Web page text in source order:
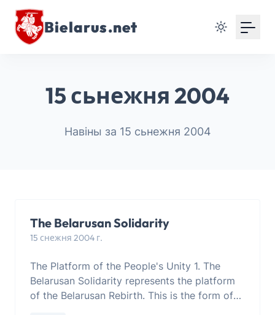
Bielarus.net
15 сьнежня 2004
Навіны за 15 сьнежня 2004
The Belarusan Solidarity
15 снежня 2004 г.
The Platform of the People's Unity 1. The
Belarusan Solidarity represents the platform
of the Belarusan Rebirth. This is the form of